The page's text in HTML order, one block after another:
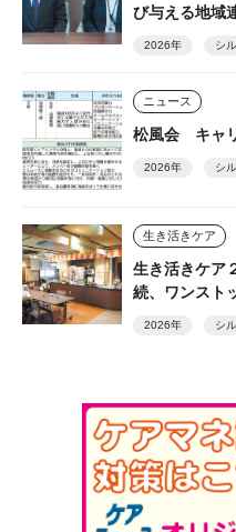
び与える地域
2026年 シ
ニュース
松風会 キャ
2026年 シ
生き活きケア
生き活きケア
続、ワンスト
2026年 シ